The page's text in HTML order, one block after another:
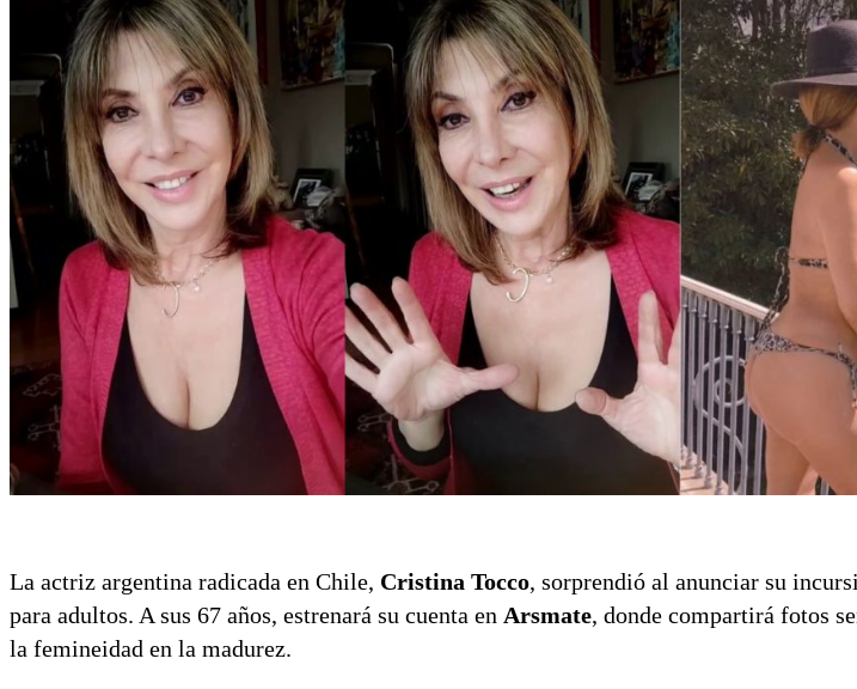
La actriz argentina radicada en Chile, Cristina Tocco, sorprendió al anunciar su
para adultos. A sus 67 años, estrenará su cuenta en Arsmate, donde compartirá fotos
la femineidad en la madurez.